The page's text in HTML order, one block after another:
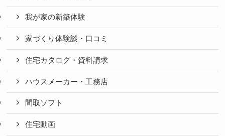
我が家の新築体験
家づくり体験談・口コミ
住宅カタログ・資料請求
ハウスメーカー・工務店
間取ソフト
住宅動画